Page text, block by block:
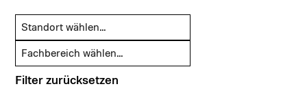
Filter zurücksetzen